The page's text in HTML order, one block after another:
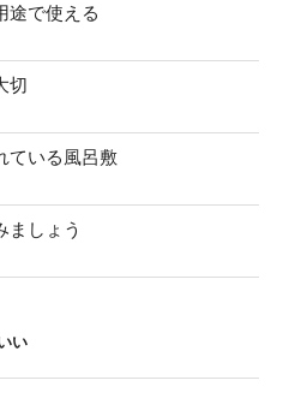
途で使える
切
ている風呂敷
ましょう
い